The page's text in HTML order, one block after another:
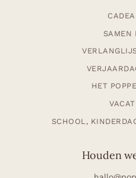
SAMEN
HET
SCHOOL,
Houden